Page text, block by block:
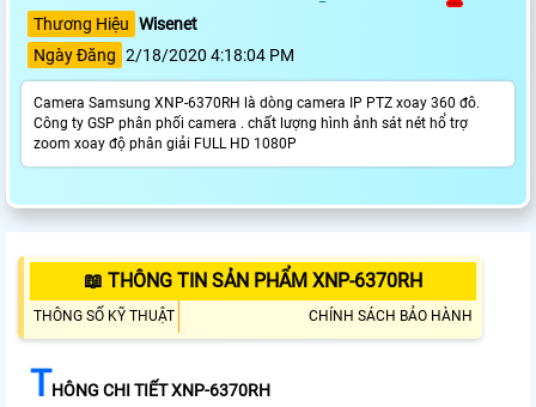
Thương Hiệu Wisenet
Ngày Đăng 2/18/2020 4:18:04 PM
Camera Samsung XNP-6370RH là dòng camera IP PTZ xoay 360 đô.
Công ty GSP phân phối camera . chất lượng hình ảnh sát nét hổ trợ
zoom xoay độ phân giải FULL HD 1080P
📖 THÔNG TIN SẢN PHẨM XNP-6370RH
THÔNG SỐ KỸ THUẬT CHÍNH SÁCH BẢO HÀNH
THÔNG CHI TIẾT XNP-6370RH